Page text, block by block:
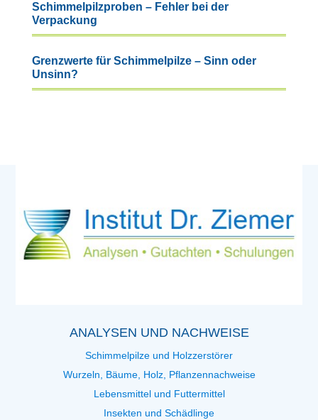
Schimmelpilzproben – Fehler bei der
Verpackung
Grenzwerte für Schimmelpilze – Sinn oder
Unsinn?
ANALYSEN UND NACHWEISE
Schimmelpilze und Holzzerstörer
Wurzeln, Bäume, Holz, Pflanzennachweise
Lebensmittel und Futtermittel
Insekten und Schädlinge